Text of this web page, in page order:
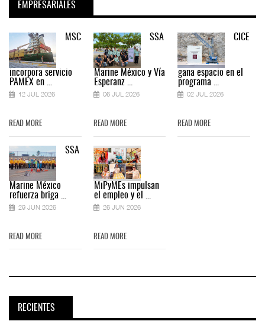
EMPRESARIALES
MSC
incorpora servicio
PAMEX en ...
12 JUL 2026
READ MORE
SSA
Marine México
refuerza briga ...
29 JUN 2026
READ MORE
SSA
Marine México y Vía
Esperanz ...
06 JUL 2026
READ MORE
MiPyMEs impulsan
el empleo y el ...
26 JUN 2026
READ MORE
CICE
gana espacio en el
programa ...
02 JUL 2026
READ MORE
RECIENTES